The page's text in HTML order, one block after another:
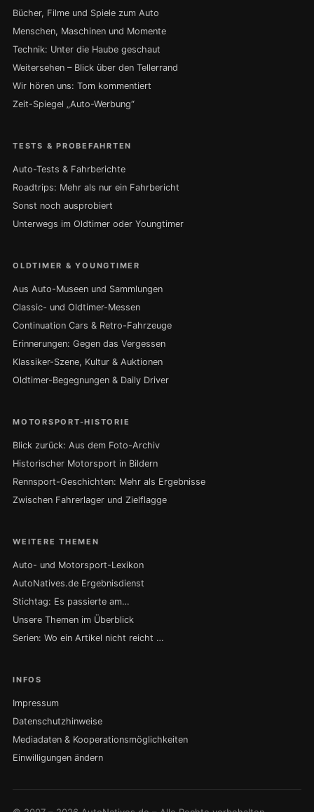
Bücher, Filme und Spiele zum Auto
Menschen, Maschinen und Momente
Technik: Unter die Haube geschaut
Weitersehen – Blick über den Tellerrand
Wir hören uns: Tom kommentiert
Zeit-Spiegel „Auto-Werbung“
TESTS & PROBEFAHRTEN
Auto-Tests & Fahrberichte
Roadtrips: Mehr als nur ein Fahrbericht
Sonst noch ausprobiert
Unterwegs im Oldtimer oder Youngtimer
OLDTIMER & YOUNGTIMER
Aus Auto-Museen und Sammlungen
Classic- und Oldtimer-Messen
Continuation Cars & Retro-Fahrzeuge
Erinnerungen: Gegen das Vergessen
Klassiker-Szene, Kultur & Auktionen
Oldtimer-Begegnungen & Daily Driver
MOTORSPORT-HISTORIE
Blick zurück: Aus dem Foto-Archiv
Historischer Motorsport in Bildern
Rennsport-Geschichten: Mehr als Ergebnisse
Zwischen Fahrerlager und Zielflagge
WEITERE THEMEN
Auto- und Motorsport-Lexikon
AutoNatives.de Ergebnisdienst
Stichtag: Es passierte am…
Unsere Themen im Überblick
Serien: Wo ein Artikel nicht reicht …
INFOS
Impressum
Datenschutzhinweise
Mediadaten & Kooperationsmöglichkeiten
Einwilligungen ändern